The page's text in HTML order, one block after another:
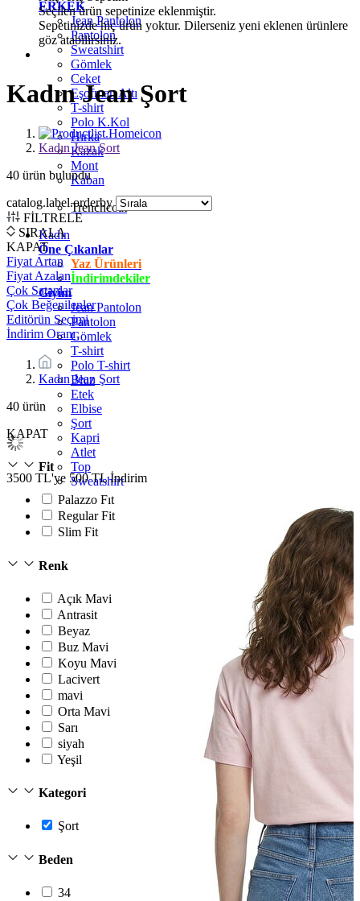
ERKEK
Jean Pantolon
Pantolon
Sweatshirt
Gömlek
Ceket
Eşofman Altı
T-shirt
Polo K.Kol
Hırka
Kazak
Mont
Kaban
Trenchcoat
Kadın
Öne Çıkanlar
Yaz Ürünleri
İndirimdekiler
Giyim
Jean Pantolon
Pantolon
Gömlek
T-shirt
Polo T-shirt
Bluz
Etek
Elbise
Şort
Kapri
Atlet
Top
Sweatshirt
Kazak
Yelek
Eşofman Altı
Bikini/Mayo
Dış Giyim
Trenchcoat
Mont
Ceket
Seçilen ürün sepetinize eklenmiştir.
Sepetinizde hiç ürün yoktur. Dilerseniz yeni eklenen ürünlere
göz atabilirsiniz.
Kadın Jean Şort
Kadın Jean Şort
40 ürün bulundu
catalog.label.orderby
FİLTRELE
SIRALA
KAPAT
Fiyat Artan
Fiyat Azalan
Çok Satanlar
Çok Beğenilenler
Editörün Seçimi
İndirim Oranı
Kadın Jean Şort
40 ürün
KAPAT
Fit
Palazzo Fıt
Regular Fit
Slim Fit
Renk
Açık Mavi
Antrasit
Beyaz
Buz Mavi
Koyu Mavi
Lacivert
mavi
Orta Mavi
Sarı
siyah
Yeşil
Kategori
Şort
Beden
34
3500 TL'ye 500 TL İndirim